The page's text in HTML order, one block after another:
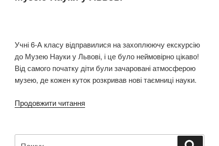
Учні 6-А класу відправилися на захоплюючу екскурсію
до Музею Науки у Львові, і це було неймовірно цікаво!
Від самого початку діти були зачаровані атмосферою
музею, де кожен куток розкривав нові таємниці науки.
Продовжити читання
А